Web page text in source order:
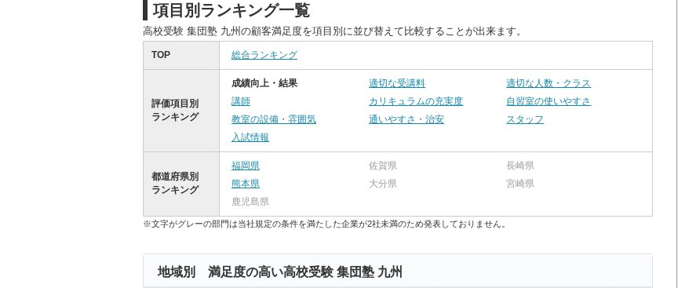
項目別ランキング一覧
高校受験 集団塾 九州の顧客満足度を項目別に並び替えて比較することが出来ます。
TOP 総合ランキング
評価項目別
ランキング
成績向上・結果 適切な受講料
適切な人数・クラス
講師
カリキュラムの充実度
自習室の使いやすさ
教室の設備・雰囲気
通いやすさ・治安
スタッフ
入試情報
都道府県別
ランキング
福岡県 佐賀県
長崎県
熊本県
大分県
宮崎県
鹿児島県
※文字がグレーの部門は当社規定の条件を満たした企業が2社未満のため発表しておりません。
地域別 満足度の高い高校受験 集団塾 九州